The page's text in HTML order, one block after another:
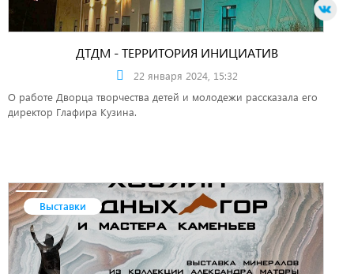
ДТДМ - ТЕРРИТОРИЯ ИНИЦИАТИВ
22 января 2024, 15:32
О работе Дворца творчества детей и молодежи рассказала его
директор Глафира Кузина.
Выставки